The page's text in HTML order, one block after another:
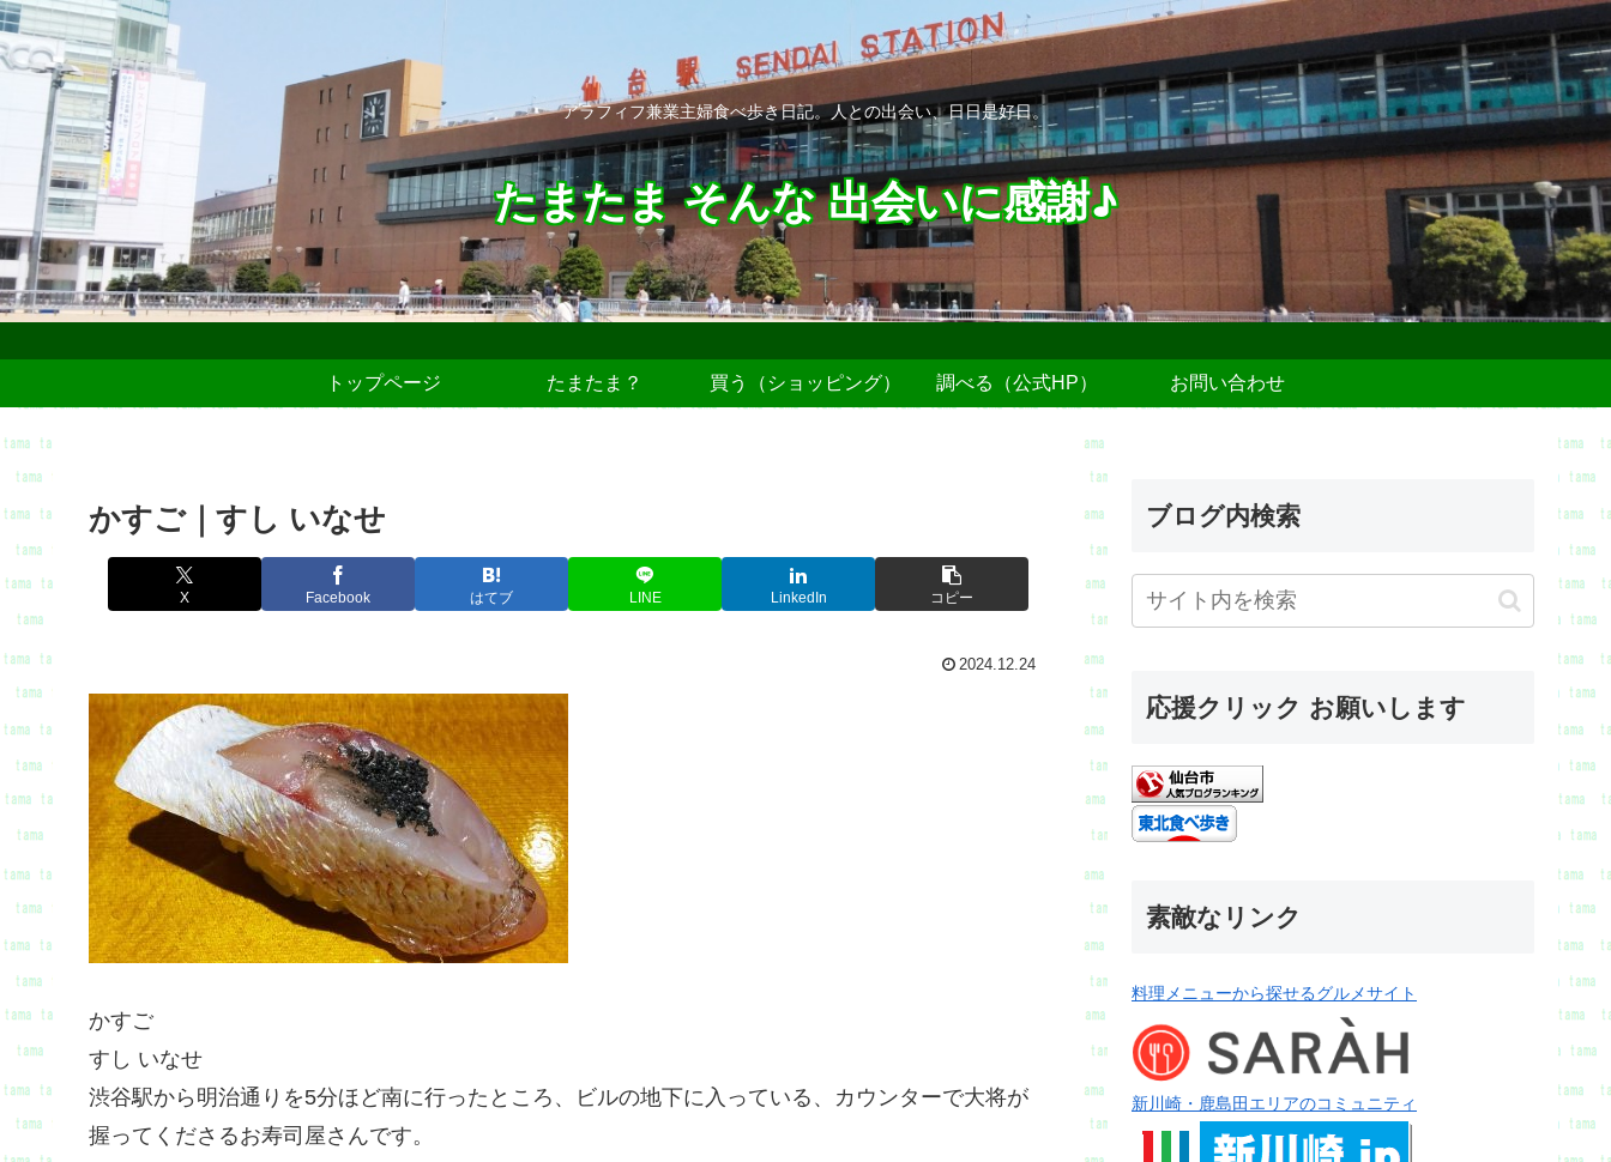
アラフィフ兼業主婦食べ歩き日記。人との出会い、日日是好日。
たまたま そんな 出会いに感謝♪
トップページ たまたま？ 買う（ショッピング） 調べる（公式HP） お問い合わせ
かすご｜すし いなせ
X Facebook はてブ LINE LinkedIn コピー
2024.12.24
かすご
すし いなせ
渋谷駅から明治通りを5分ほど南に行ったところ、ビルの地下に入っている、カウンターで大将が
握ってくださるお寿司屋さんです。
ブログ内検索
応援クリック お願いします
素敵なリンク
料理メニューから探せるグルメサイト
新川崎・鹿島田エリアのコミュニティ